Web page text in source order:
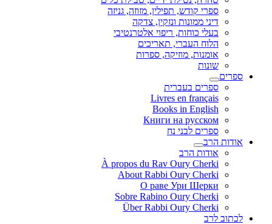
ספרי קודש, תפילין, מזוזה, גניזה
דיני ממונות ונזקין, צדקה
בעלי כוחות, ריפוי אלטרנטיבי
הלוח העברי, תאריכים
אומנות, מוזיקה, ספרות
שונות
ספרים
ספרים בעברית
Livres en français
Books in English
Книги на русском
ספרים לבני נח
אודות הרב
אודות הרב
À propos du Rav Oury Cherki
About Rabbi Oury Cherki
О раве Ури Шерки
Sobre Rabino Oury Cherki
Über Rabbi Oury Cherki
לכתוב לרב